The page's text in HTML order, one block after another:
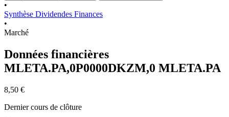
•
Synthèse Dividendes Finances
•
Marché
Données financières
MLETA.PA,0P0000DKZM,0 MLETA.PA
8,50 €
Dernier cours de clôture